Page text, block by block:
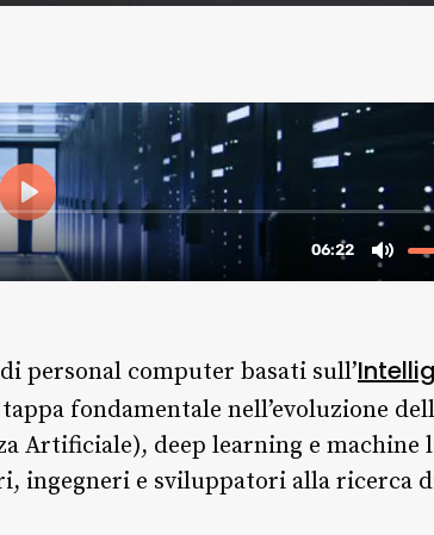
personal computer basati sull’
fondamentale nell’evoluzione
Artificiale), deep learning e machine
ingegneri e sviluppatori alla ricerca